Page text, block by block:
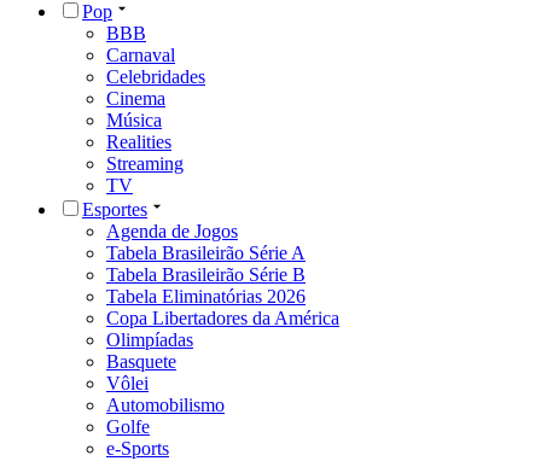
Pop
BBB
Carnaval
Celebridades
Cinema
Música
Realities
Streaming
TV
Esportes
Agenda de Jogos
Tabela Brasileirão Série A
Tabela Brasileirão Série B
Tabela Eliminatórias 2026
Copa Libertadores da América
Olimpíadas
Basquete
Vôlei
Automobilismo
Golfe
e-Sports